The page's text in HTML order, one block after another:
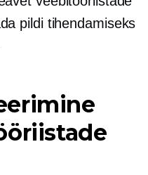
pildi tihendamiseks